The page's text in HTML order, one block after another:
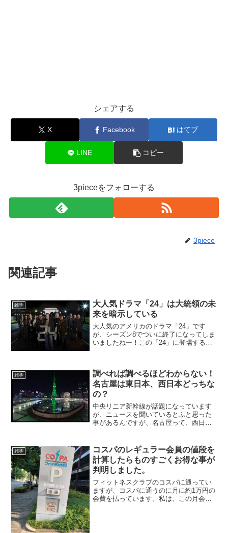
シェアする
X Facebook はてブ
LINE コピー
3pieceをフォローする
3piece
関連記事
雑学
大人気ドラマ「24」は大統領の未
来を暗示している
大人気のアメリカのドラマ「24」です
が、シーズン8でついに終了になってしま
いましたねー！この「24」に登場する大
構わずレンタルビデ...
雑学
調べれば調べるほどわからない！
名古屋は東日本、西日本どっちな
の？
中央リニア新幹線が話題になっています
が、ニュースを聞いているとふと思った
事があるんですが、名古屋って、西日本
すが、京都に住んでいる私でも、名古屋
を関西と認識した事はあり...
雑学
コスパのレギュラー会員の値段を
計算したらものすごくお得な事が
判明しました。
フィットネスクラブのコスパに通ってい
ますが、コスパに通うのに月に約1万円の
会費を払っています。私は、この月会費